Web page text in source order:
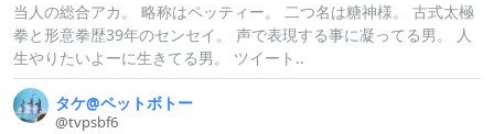
当人の総合アカ。 略称はペッティー。 二つ名は糖神様。 古式太極
拳と形意拳歴39年のセンセイ。 声で表現する事に凝ってる男。 人
生やりたいよーに生きてる男。 ツイート..
タケ@ペットボトー
@tvpsbf6